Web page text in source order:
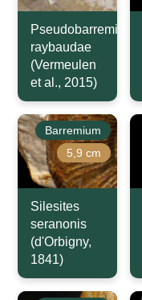
Pseudobarremites
raybaudae
(Vermeulen
et al., 2015)
Barremium
5,9 cm
Silesites
seranonis
(d'Orbigny,
1841)